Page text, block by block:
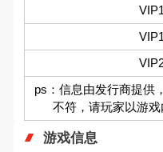
ps：信息由发行商提供
不符，请玩家以游戏
游戏信息